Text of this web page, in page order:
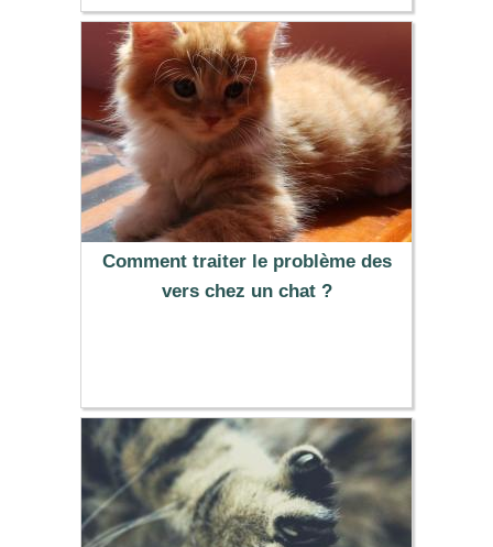
Comment traiter le problème des
vers chez un chat ?